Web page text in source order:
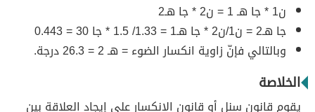
ن1 * جا هـ 1 = ن2 * جا هـ2
جا هـ2 = ن1/ن2 * جا هـ1 = 1.33/ 1.5 * جا 30 = 0.443
وبالتالي فإنّ زاوية انكسار الضوء = هـ 2 = 26.3 درجة.
الخلاصة
يقوم قانون سنل أو قانون الانكسار على إيجاد العلاقة بين